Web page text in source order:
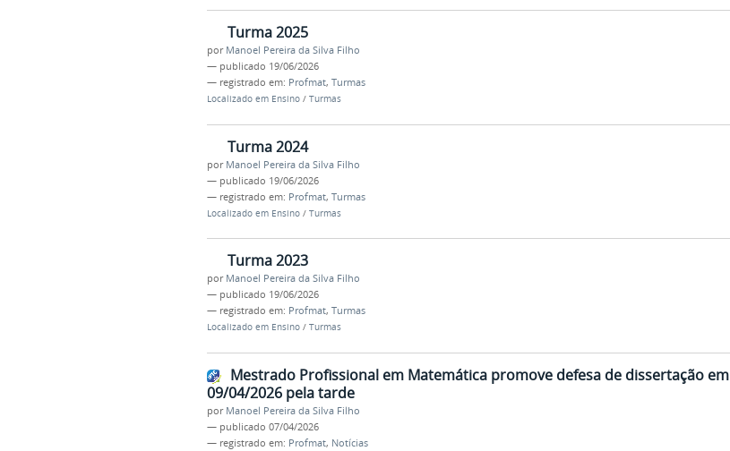
Turma 2025
por Manoel Pereira da Silva Filho
— publicado 19/06/2026
— registrado em: Profmat, Turmas
Localizado em Ensino / Turmas
Turma 2024
por Manoel Pereira da Silva Filho
— publicado 19/06/2026
— registrado em: Profmat, Turmas
Localizado em Ensino / Turmas
Turma 2023
por Manoel Pereira da Silva Filho
— publicado 19/06/2026
— registrado em: Profmat, Turmas
Localizado em Ensino / Turmas
Mestrado Profissional em Matemática promove defesa de dissertação em
09/04/2026 pela tarde
por Manoel Pereira da Silva Filho
— publicado 07/04/2026
— registrado em: Profmat, Notícias